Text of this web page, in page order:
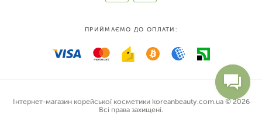
ПРИЙМАЄМО ДО ОПЛАТИ:
Інтернет-магазин корейської косметики koreanbeauty.com.ua © 2026
Всі права захищені.